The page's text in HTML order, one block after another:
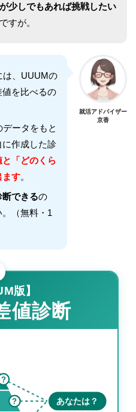
少しでもあれば挑戦したい
すが。
、 UUUMの
を比べるの
ータをもと
作成した診
「どのくら
ます。
できるの
（無料・1
就活アドバイザー
京香
版】
値診断
?
? あなたは？